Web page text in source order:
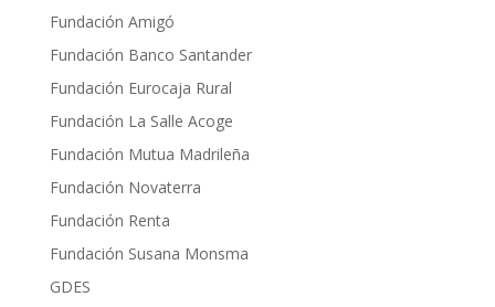
Fundación Amigó
Fundación Banco Santander
Fundación Eurocaja Rural
Fundación La Salle Acoge
Fundación Mutua Madrileña
Fundación Novaterra
Fundación Renta
Fundación Susana Monsma
GDES